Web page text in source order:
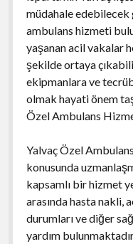
müdahale
ambulans hizmeti
yaşanan acil vakalar
şekilde ortaya
ekipmanlara ve
olmak hayati önem
Özel Ambulans
Yalvaç Özel
konusunda
kapsamlı bir hizmet
arasında hasta nakli,
durumları ve diğer
yardım